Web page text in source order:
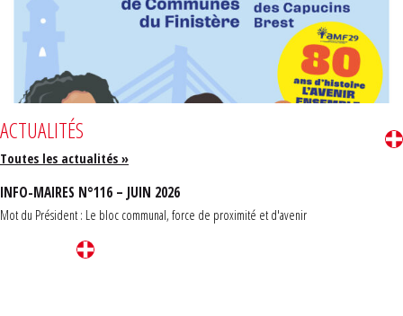
ACTUALITÉS
Toutes les actualités »
INFO-MAIRES N°116 – JUIN 2026
Mot du Président : Le bloc communal, force de proximité et d'avenir